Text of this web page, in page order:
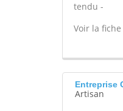
tendu -
Voir la
Entreprise
Artisan